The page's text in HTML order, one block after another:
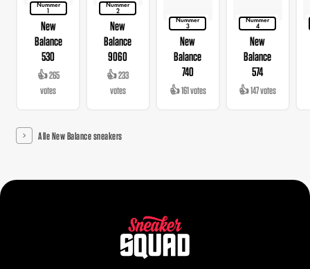
Nummer
1
New
Balance
530
👍 265
votes
Nummer
2
New
Balance
9060
👍 233
votes
Nummer
3
New
Balance
740
👍 161 votes
Nummer
4
New
Balance
574
👍 147 votes
Alle New Balance sneakers